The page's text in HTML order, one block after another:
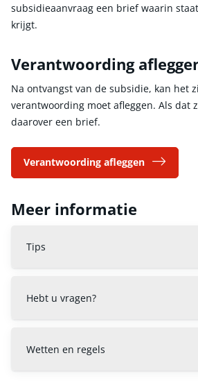
subsidieaanvraag een brief waarin
krijgt.
Verantwoording
Na ontvangst van de subsidie, kan het
verantwoording moet afleggen. Als dat
daarover een brief.
Verantwoording afleggen
Meer informatie
Tips
Hebt u vragen?
Wetten en regels